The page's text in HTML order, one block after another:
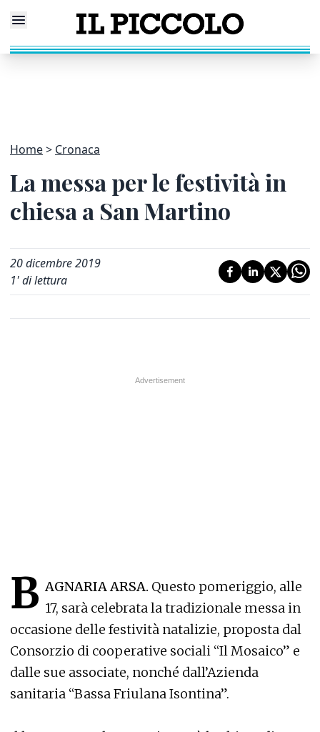
Home Cronaca
La messa per le festività in
chiesa a San Martino
20 dicembre 2019
1' di lettura
B AGNARIA ARSA. Questo pomeriggio, alle
17, sarà celebrata la tradizionale messa in
occasione delle festività natalizie, proposta dal
Consorzio di cooperative sociali “Il Mosaico” e
dalle sue associate, nonché dall’Azienda
sanitaria “Bassa Friulana Isontina”.